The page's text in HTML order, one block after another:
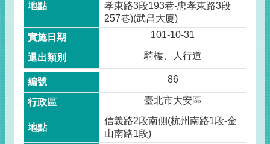
孝東路3段193巷-忠孝東路3段
257巷)(武昌大廈)
101-10-31
騎樓、人行道
86
臺北市大安區
信義路2段南側(杭州南路1段-金
山南路1段)